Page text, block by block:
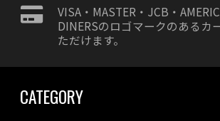
VISA・MASTER・JCB・
DINERSのロゴマークのあるカ
ただけます。
CATEGORY